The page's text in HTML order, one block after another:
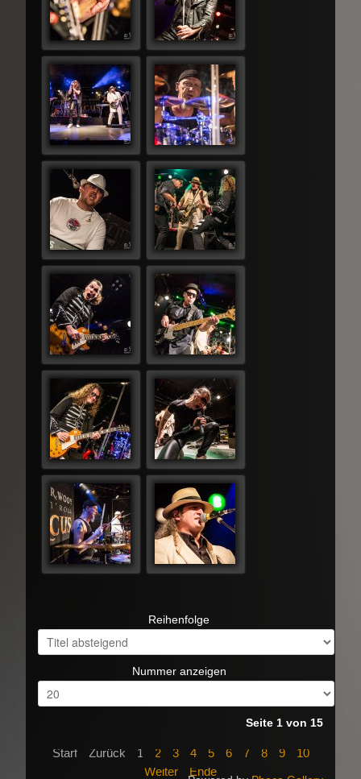
Reihenfolge
Nummer anzeigen
Seite 1 von 15
Start Zurück 1 2 3 4 5 6 7 8 9
10
Weiter
Ende